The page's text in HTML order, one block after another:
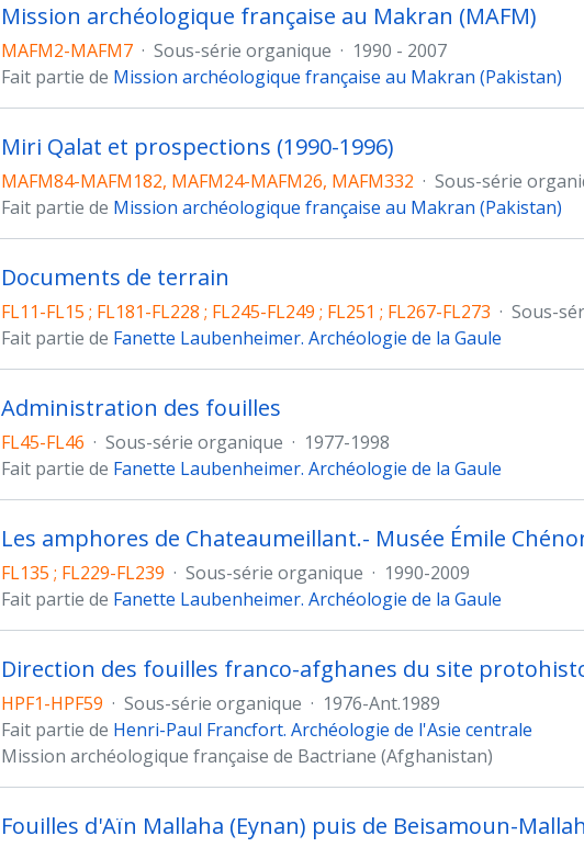
Mission archéologique française au Makran (MAFM)
MAFM2-MAFM7 · Sous-série organique · 1990 - 2007
Fait partie de Mission archéologique française au Makran (Pakistan)
Miri Qalat et prospections (1990-1996)
MAFM84-MAFM182, MAFM24-MAFM26, MAFM332 · Sous-série
Fait partie de Mission archéologique française au Makran (Pakistan)
Documents de terrain
FL11-FL15 ; FL181-FL228 ; FL245-FL249 ; FL251 ; FL267-FL273 · Sous-
Fait partie de Fanette Laubenheimer. Archéologie de la Gaule
Administration des fouilles
FL45-FL46 · Sous-série organique · 1977-1998
Fait partie de Fanette Laubenheimer. Archéologie de la Gaule
Les amphores de Chateaumeillant.- Musée Émile
FL135 ; FL229-FL239 · Sous-série organique · 1990-2009
Fait partie de Fanette Laubenheimer. Archéologie de la Gaule
Direction des fouilles franco-afghanes du site
HPF1-HPF59 · Sous-série organique · 1976-Ant.1989
Fait partie de Henri-Paul Francfort. Archéologie de l'Asie centrale
Mission archéologique française de Bactriane (Afghanistan)
Fouilles d'Aïn Mallaha (Eynan) puis de Beisamoun-